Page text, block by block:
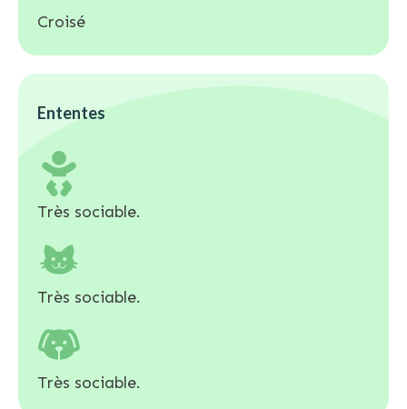
Croisé
Ententes
Très sociable.
Très sociable.
Très sociable.